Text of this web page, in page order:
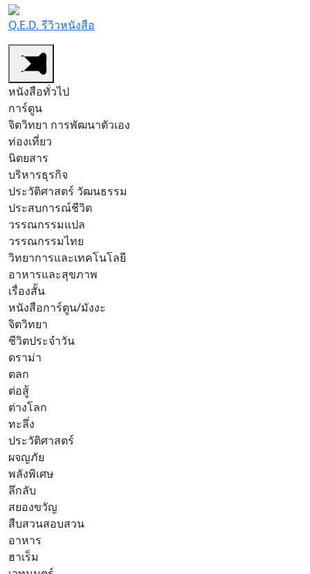
Q.E.D. รีวิวหนังสือ
หนังสือทั่วไป
การ์ตูน
จิตวิทยา การพัฒนาตัวเอง
ท่องเที่ยว
นิตยสาร
บริหารธุรกิจ
ประวัติศาสตร์ วัฒนธรรม
ประสบการณ์ชีวิต
วรรณกรรมแปล
วรรณกรรมไทย
วิทยาการและเทคโนโลยี
อาหารและสุขภาพ
เรื่องสั้น
หนังสือการ์ตูน/มังงะ
จิตวิทยา
ชีวิตประจำวัน
ดราม่า
ตลก
ต่อสู้
ต่างโลก
ทะลึ่ง
ประวัติศาสตร์
ผจญภัย
พลังพิเศษ
ลึกลับ
สยองขวัญ
สืบสวนสอบสวน
อาหาร
ฮาเร็ม